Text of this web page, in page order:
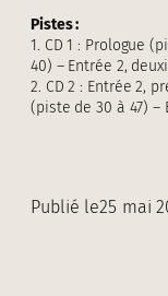
Pistes :
1. CD 1 : Prologue
40) – Entrée 2,
2. CD 2 : Entrée 2,
(piste de 30 à 47) –
Publié le25 mai